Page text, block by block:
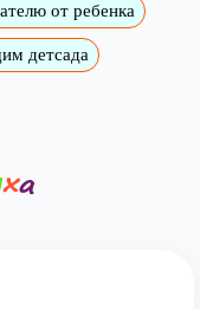
от ребенка
детсада